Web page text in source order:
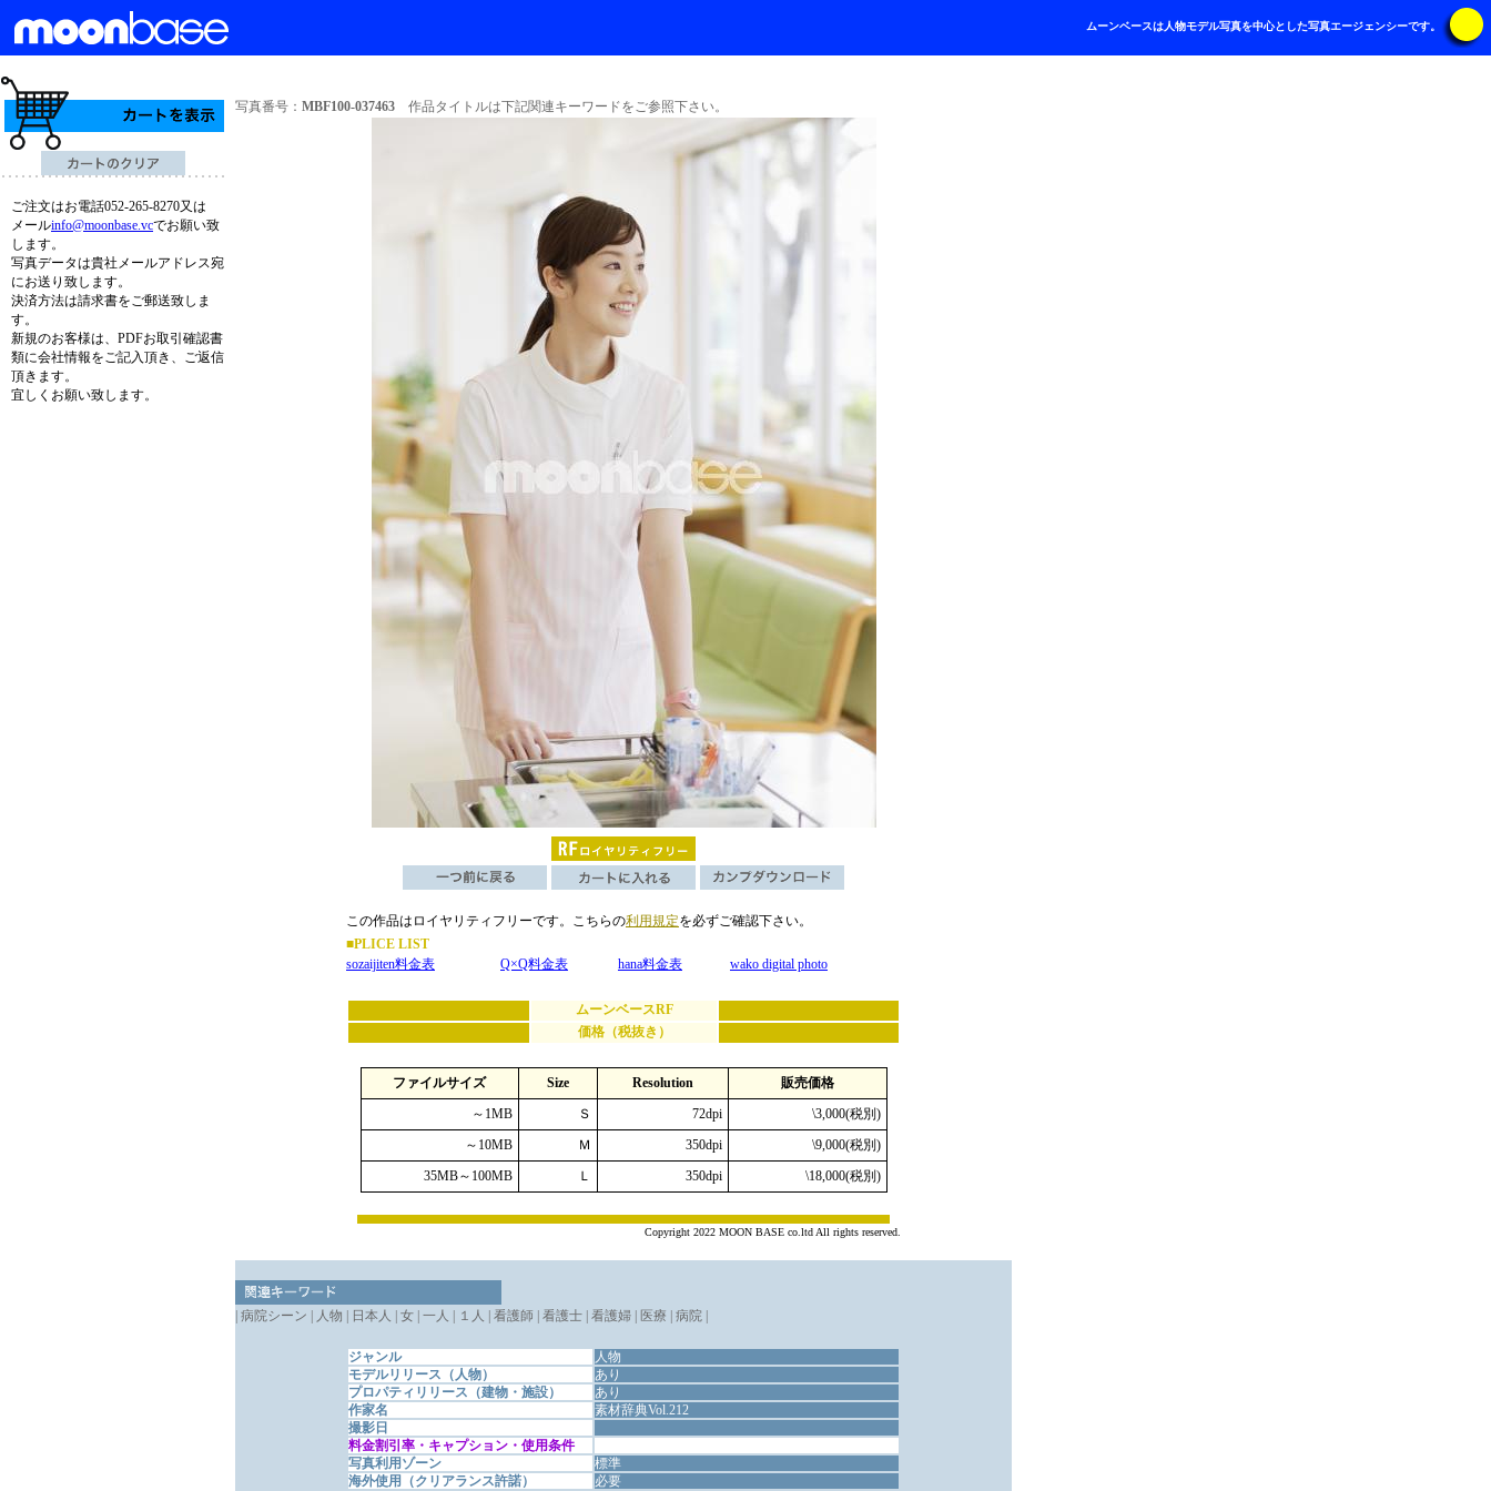
ムーンベースは人物モデル写真を中心とした写真エージェンシーです。
ご注文はお電話052-265-8270又は
メールinfo@moonbase.vcでお願い致
します。
写真データは貴社メールアドレス宛
にお送り致します。
決済方法は請求書をご郵送致しま
す。
新規のお客様は、PDFお取引確認書
類に会社情報をご記入頂き、ご返信
頂きます。
宜しくお願い致します。
写真番号： MBF100-037463 作品タイトルは下記関連キーワードをご参照下さい。
この作品はロイヤリティフリーです。こちらの利用規定を必ずご確認下さい。
■PLICE LIST
sozaijiten料金表
Q×Q料金表 hana料金表 wako digital photo
ムーンベースRF
価格（税抜き）
ファイルサイズ Size Resolution
販売価格
～1MB
Ｓ 72dpi
\3,000(税別)
～10MB
Ｍ 350dpi
\9,000(税別)
35MB～100MB
Ｌ 350dpi \18,000(税別)
Copyright 2022 MOON BASE co.ltd All rights reserved.
| 病院シーン | 人物 | 日本人 | 女 | 一人 | １人 | 看護師 | 看護士 | 看護婦 | 医療 | 病院 |
ジャンル
人物
モデルリリース（人物）
あり
プロパティリリース（建物・施設）
あり
作家名
素材辞典Vol.212
撮影日
料金割引率・キャプション・使用条件
写真利用ゾーン
標準
海外使用（クリアランス許諾）
必要